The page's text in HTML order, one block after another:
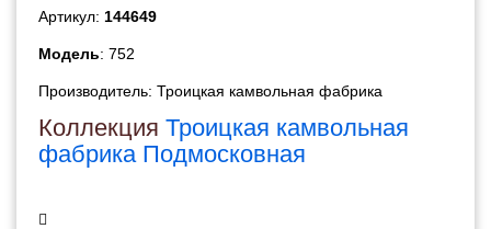
Артикул: 144649
Модель: 752
Производитель: Троицкая камвольная фабрика
Коллекция Троицкая камвольная
фабрика Подмосковная